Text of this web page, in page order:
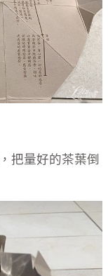
把量好的茶葉倒